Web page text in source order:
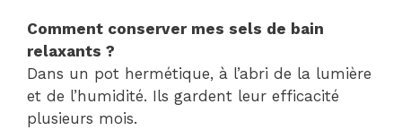
Comment conserver mes sels de bain
relaxants ?
Dans un pot hermétique, à l’abri de la lumière
et de l’humidité. Ils gardent leur efficacité
plusieurs mois.